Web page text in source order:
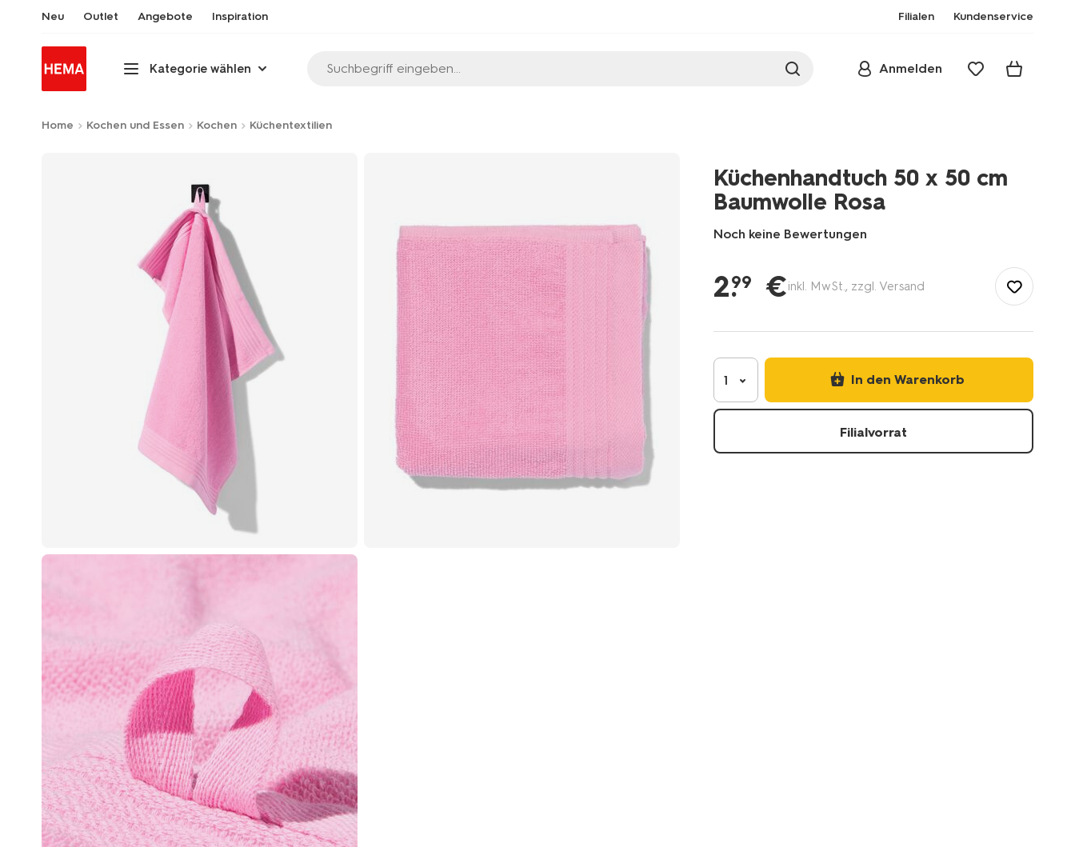
Neu Outlet Angebote Inspiration Filialen Kundenservice
Kategorie wählen Suchbegriff eingeben... Anmelden
Home Kochen und Essen Kochen Küchentextilien
Küchenhandtuch 50 x 50 cm
Baumwolle Rosa
Noch keine Bewertungen
essen/kochen/kuechentextilien/kuechenhandtuch-
5440012.html
2.
99 €inkl. MwSt., zzgl. Versand
1 In den Warenkorb
Filialvorrat